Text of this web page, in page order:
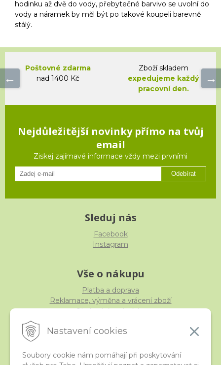
Nastavení cookies
Soubory cookie nám pomáhají při poskytování
hodinku až dvě do vody, přebytečné barvivo se uvolní do
vody a náramek by měl být po takové koupeli barevně
stálý.
Poštovné zdarma
nad 1400 Kč
Zboží skladem
expedujeme každý
pracovní den.
Nejdůležitější novinky přímo na tvůj
email
Ziskej zajímavé informace vždy mezi prvními
Odebírat
Sleduj nás
Facebook
Instagram
Vše o nákupu
Platba a doprava
Reklamace, výměna a vrácení zboží
Obchodní podmínky